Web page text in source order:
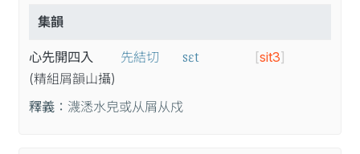
集韻
心先開四入
(精組屑韻山攝)
先結切 sɛt [sit3]
釋義： 瀎㴽水皃或从屑从戍